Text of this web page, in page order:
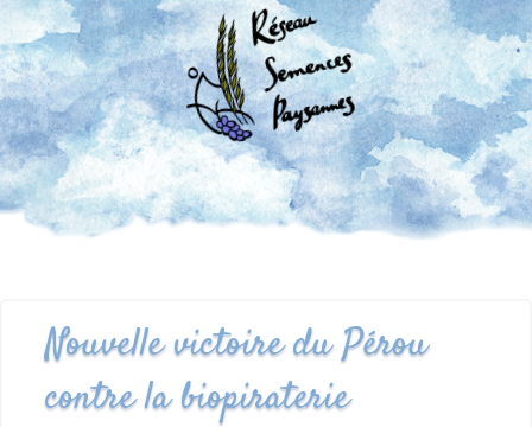
Nouvelle victoire du Pérou
contre la biopiraterie